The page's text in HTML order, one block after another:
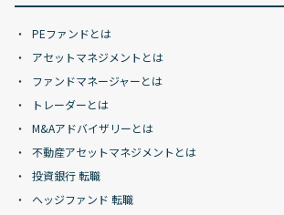
PEファンドとは
アセットマネジメントとは
ファンドマネージャーとは
トレーダーとは
M&Aアドバイザリーとは
不動産アセットマネジメントとは
投資銀行 転職
ヘッジファンド 転職